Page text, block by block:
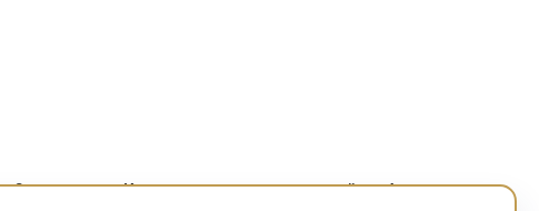
месяцев и «Карта покупок» с рассрочкой до 4